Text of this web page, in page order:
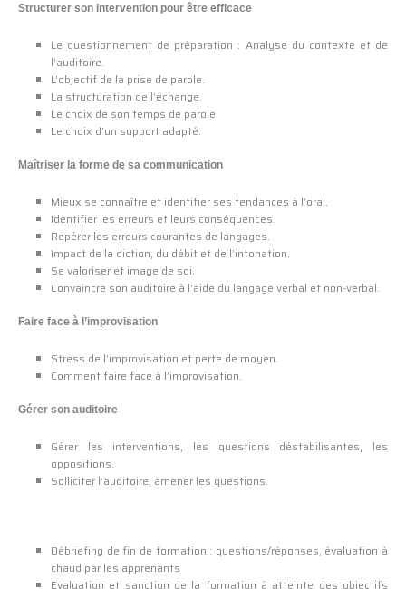
Structurer son intervention pour être efficace
Le questionnement de préparation : Analyse du contexte et de
l’auditoire.
L’objectif de la prise de parole.
La structuration de l’échange.
Le choix de son temps de parole.
Le choix d’un support adapté.
Maîtriser la forme de sa communication
Mieux se connaître et identifier ses tendances à l’oral.
Identifier les erreurs et leurs conséquences.
Repérer les erreurs courantes de langages.
Impact de la diction, du débit et de l’intonation.
Se valoriser et image de soi.
Convaincre son auditoire à l’aide du langage verbal et non-verbal.
Faire face à l’improvisation
Stress de l’improvisation et perte de moyen.
Comment faire face à l’improvisation.
Gérer son auditoire
Gérer les interventions, les questions déstabilisantes, les
oppositions.
Solliciter l’auditoire, amener les questions.
Débriefing de fin de formation : questions/réponses, évaluation à
chaud par les apprenants
Evaluation et sanction de la formation à atteinte des objectifs